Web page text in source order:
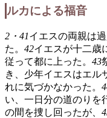
ルカによる福音
2・41イエスの両親は
た。 42イエスが十二歳
従って都に上った。 43
き、少年イエスはエル
れに気づかなかった。
い、一日分の道のりを
の間を捜し回ったが、